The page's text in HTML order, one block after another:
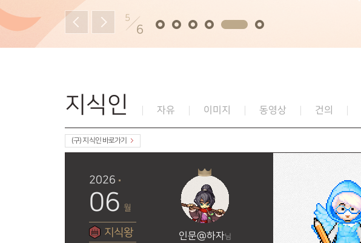
5
6
지식인 자유 이미지 동영상 건의
(구) 지식인 바로가기
2026
06 월
지식왕 인문@하자님